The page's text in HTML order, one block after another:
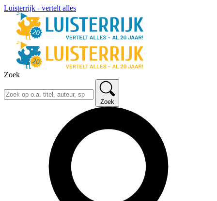
Luisterrijk - vertelt alles
Zoek
Zoek